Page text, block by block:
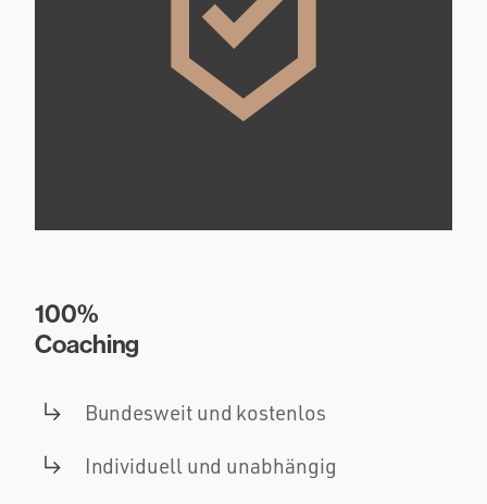
100%
Coaching
Bundesweit und kostenlos
Individuell und unabhängig